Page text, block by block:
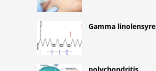
Gamma linolensyre
polychondritis